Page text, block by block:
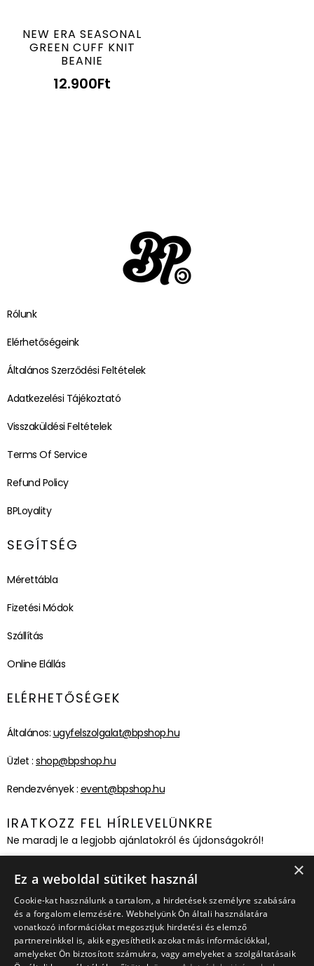
NEW ERA SEASONAL
GREEN CUFF KNIT
BEANIE
12.900Ft
Rólunk
Elérhetőségeink
Általános Szerződési Feltételek
Adatkezelési Tájékoztató
Visszaküldési Feltételek
Terms Of Service
Refund Policy
BPLoyality
SEGÍTSÉG
Mérettábla
Fizetési Módok
Szállítás
Online Elállás
ELÉRHETŐSÉGEK
Általános: ugyfelszolgalat@bpshop.hu
Üzlet : shop@bpshop.hu
Rendezvények : event@bpshop.hu
IRATKOZZ FEL HÍRLEVELÜNKRE
Ne maradj le a legjobb ajánlatokról és újdonságokról!
Feliratkozom! ×
Ez a weboldal sütiket használ
Cookie-kat használunk a tartalom, a hirdetések személyre szabására
és a forgalom elemzésére. Webhelyünk Ön általi használatára
vonatkozó információkat megosztjuk hirdetési és elemző
partnereinkkel is, akik egyesíthetik azokat más információkkal,
amelyeket Ön biztosított számukra, vagy amelyeket a szolgáltatásaik